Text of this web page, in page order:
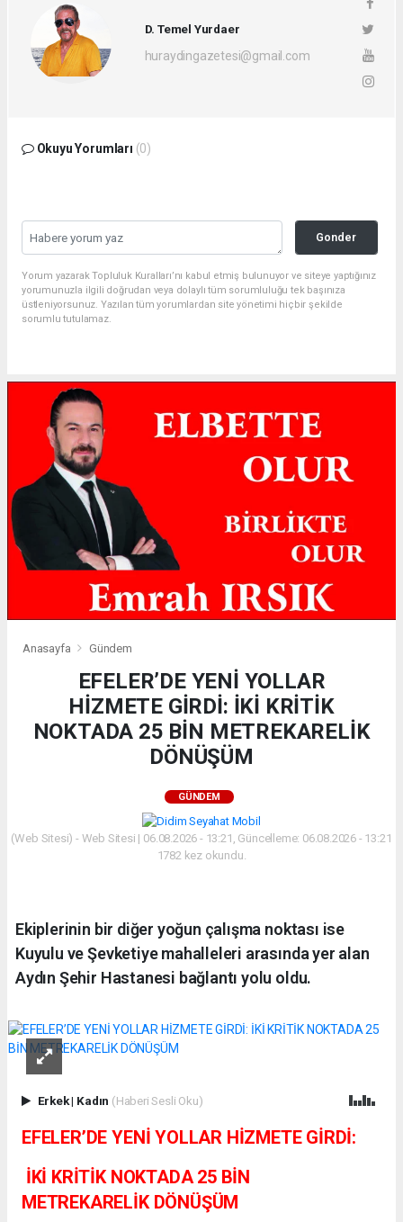
D. Temel Yurdaer
huraydingazetesi@gmail.com
Okuyu Yorumları (0)
Gonder
Yorum yazarak Topluluk Kuralları’nı kabul etmiş bulunuyor ve siteye yaptığınız
yorumunuzla ilgili doğrudan veya dolaylı tüm sorumluluğu tek başınıza
üstleniyorsunuz. Yazılan tüm yorumlardan site yönetimi hiçbir şekilde
sorumlu tutulamaz.
Anasayfa Gündem
EFELER’DE YENİ YOLLAR
HİZMETE GİRDİ: İKİ KRİTİK
NOKTADA 25 BİN METREKARELİK
DÖNÜŞÜM
GÜNDEM
(Web Sitesi) - Web Sitesi | 06.08.2026 - 13:21, Güncelleme: 06.08.2026 - 13:21
1782 kez okundu.
Ekiplerinin bir diğer yoğun çalışma noktası ise
Kuyulu ve Şevketiye mahalleleri arasında yer alan
Aydın Şehir Hastanesi bağlantı yolu oldu.
Erkek| Kadın (Haberi Sesli Oku)
EFELER’DE YENİ YOLLAR HİZMETE GİRDİ:
İKİ KRİTİK NOKTADA 25 BİN
METREKARELİK DÖNÜŞÜM